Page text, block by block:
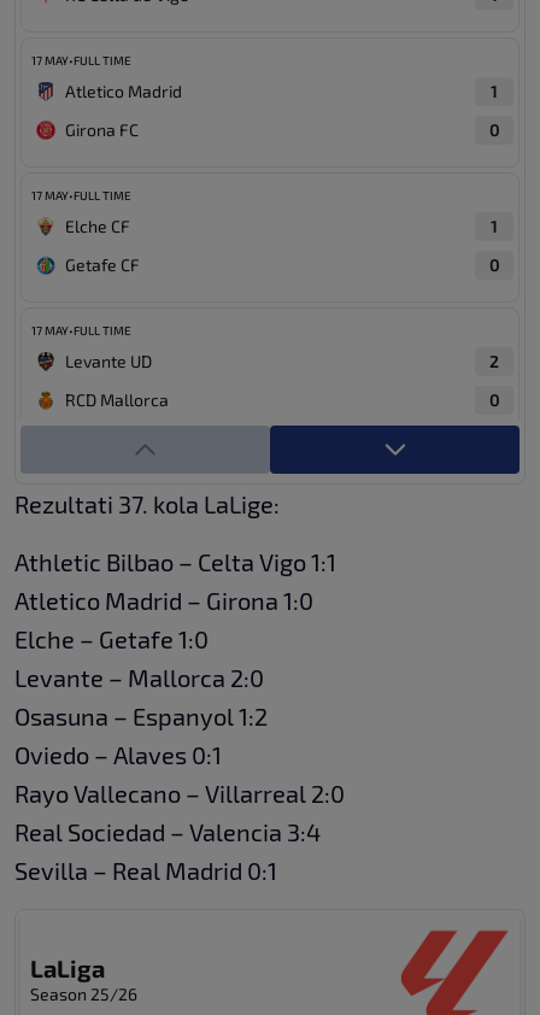
17 MAY•FULL TIME
Atletico Madrid
1
Girona FC
0
17 MAY•FULL TIME
Elche CF
1
Getafe CF
0
17 MAY•FULL TIME
Levante UD
2
RCD Mallorca
0
Rayo Vallecano
17 MAY•FULL TIME
Real Sociedad San Sebastian
Valencia CF
Real Oviedo
Deportivo Alaves
17 MAY FULL TIME
2
17 MAY•FULL TIME
Rezultati 37. kola LaLige:
Athletic Bilbao – Celta Vigo 1:1
Atletico Madrid – Girona 1:0
Elche – Getafe 1:0
Levante – Mallorca 2:0
Osasuna – Espanyol 1:2
Oviedo – Alaves 0:1
Rayo Vallecano – Villarreal 2:0
Real Sociedad – Valencia 3:4
Sevilla – Real Madrid 0:1
LaLiga
Season 25/26